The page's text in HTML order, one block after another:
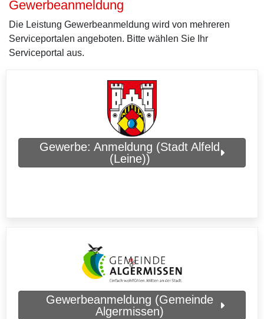
Gewerbeanmeldung
Die Leistung Gewerbeanmeldung wird von mehreren
Serviceportalen angeboten. Bitte wählen Sie Ihr
Serviceportal aus.
Gewerbe: Anmeldung (Stadt Alfeld
(Leine))
Gewerbeanmeldung (Gemeinde
Algermissen)